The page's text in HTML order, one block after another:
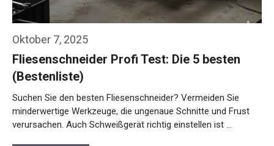
Oktober 7, 2025
Fliesenschneider Profi Test: Die 5 besten
(Bestenliste)
Suchen Sie den besten Fliesenschneider? Vermeiden Sie
minderwertige Werkzeuge, die ungenaue Schnitte und Frust
verursachen. Auch Schweißgerät richtig einstellen ist …